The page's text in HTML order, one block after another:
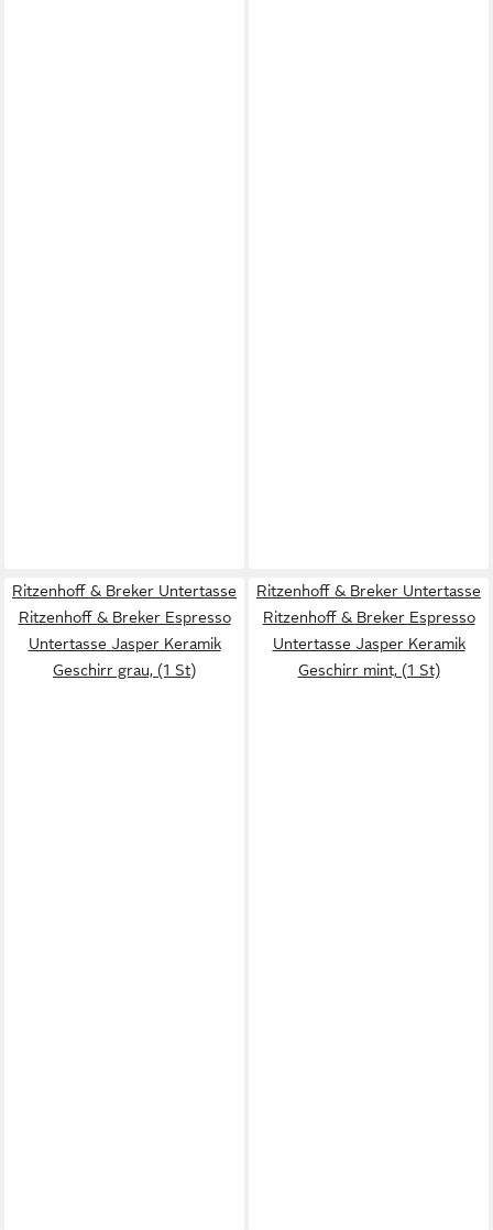
Ritzenhoff & Breker Untertasse
Ritzenhoff & Breker Espresso
Untertasse Jasper Keramik
Geschirr grau, (1 St)
Ritzenhoff & Breker Untertasse
Ritzenhoff & Breker Espresso
Untertasse Jasper Keramik
Geschirr mint, (1 St)